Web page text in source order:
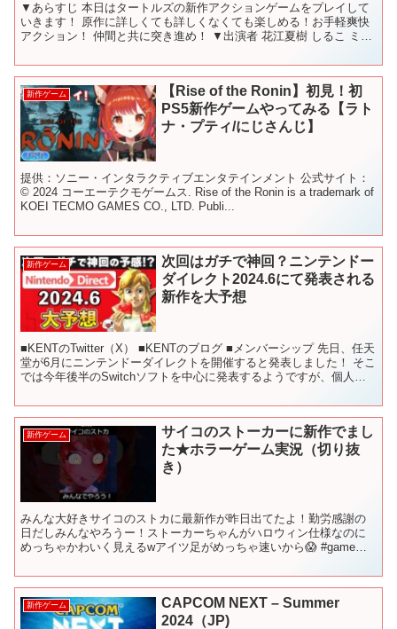
▼あらすじ 本日はタートルズの新作アクションゲームをプレイして
いきます！ 原作に詳しくても詳しくなくても楽しめる！お手軽爽快
アクション！ 仲間と共に突き進め！ ▼出演者 花江夏樹 しるこ ミン
新作ゲーム
【Rise of the Ronin】初見！初
PS5新作ゲームやってみる【ラト
ナ・プティ/にじさんじ】
提供：ソニー・インタラクティブエンタテインメント 公式サイト：
© 2024 コーエーテクモゲームス. Rise of the Ronin is a trademark of
KOEI TECMO GAMES CO., LTD. Publi...
新作ゲーム
次回はガチで神回？ニンテンドー
ダイレクト2024.6にて発表される
新作を大予想
■KENTのTwitter（X） ■KENTのブログ ■メンバーシップ 先日、任天
堂が6月にニンテンドーダイレクトを開催すると発表しました！ そこ
では今年後半のSwitchソフトを中心に発表するようですが、個人的
新作ゲーム
サイコのストーカーに新作でまし
た★ホラーゲーム実況（切り抜
き）
みんな大好きサイコのストカに最新作が昨日出てたよ！勤労感謝の
日だしみんなやろうー！ストーカーちゃんがハロウィン仕様なのに
めっちゃかわいく見えるwアイツ足がめっちゃ速いから😱 #game
新作ゲーム
CAPCOM NEXT – Summer
2024（JP)